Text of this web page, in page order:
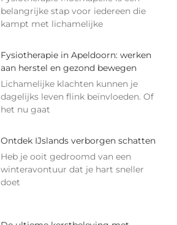
belangrijke stap voor iedereen die
kampt met lichamelijke
Fysiotherapie in Apeldoorn: werken
aan herstel en gezond bewegen
Lichamelijke klachten kunnen je
dagelijks leven flink beïnvloeden. Of
het nu gaat
Ontdek IJslands verborgen schatten
Heb je ooit gedroomd van een
winteravontuur dat je hart sneller
doet